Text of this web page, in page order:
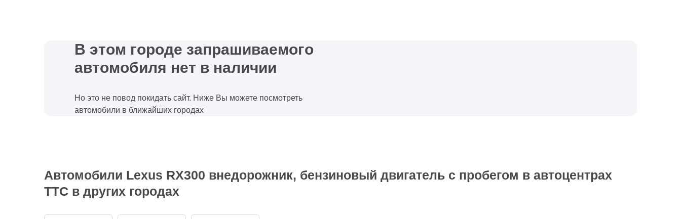
В этом городе запрашиваемого
автомобиля нет в наличии
Но это не повод покидать сайт. Ниже Вы можете посмотреть
автомобили в ближайших городах
Автомобили Lexus RX300 внедорожник, бензиновый двигатель с пробегом в автоцентрах
ТТС в других городах